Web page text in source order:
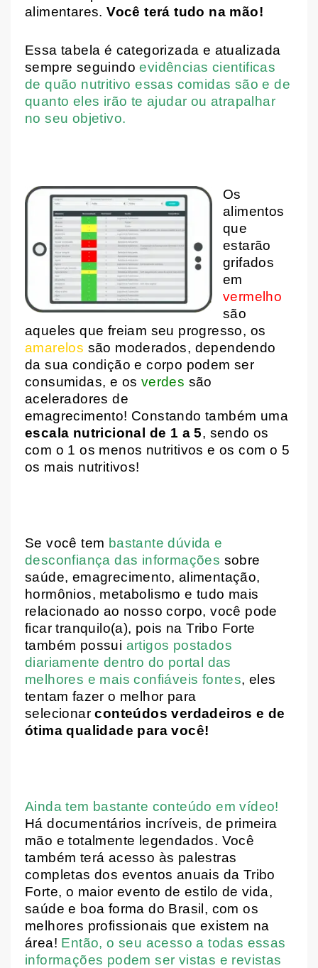
alimentares.Você terá tudo na mão!
Essa tabela é categorizada e atualizada
sempre seguindoevidências cientificas
de quão nutritivo essas comidas são e de
quanto eles irão te ajudar ou atrapalhar
no seu objetivo.
Os
alimentos
que
estarão
grifados
em
vermelho
são
aqueles que freiam seu progresso, os
amarelos são moderados, dependendo
da sua condição e corpo podem ser
consumidas, e os verdes são
aceleradores de
emagrecimento! Constando também uma
escala nutricional de 1 a 5, sendo os
com o 1 os menos nutritivos e os com o 5
os mais nutritivos!
Se você tem bastante dúvida e
desconfiança das informações sobre
saúde, emagrecimento, alimentação,
hormônios, metabolismo e tudo mais
relacionado ao nosso corpo, você pode
ficar tranquilo(a), pois na Tribo Forte
também possui artigos postados
diariamente dentro do portal das
melhores e mais confiáveis fontes, eles
tentam fazer o melhor para
selecionar conteúdos verdadeiros e de
ótima qualidade para você!
Ainda tem bastante conteúdo em vídeo!
Há documentários incríveis, de primeira
mão e totalmente legendados. Você
também terá acesso às palestras
completas dos eventos anuais da Tribo
Forte, o maior evento de estilo de vida,
saúde e boa forma do Brasil, com os
melhores profissionais que existem na
área! Então, o seu acesso a todas essas
informações podem ser vistas e revistas